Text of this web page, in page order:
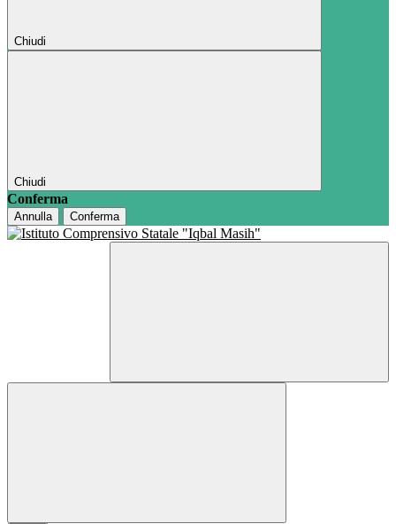
Chiudi
Chiudi
Conferma
Annulla Conferma